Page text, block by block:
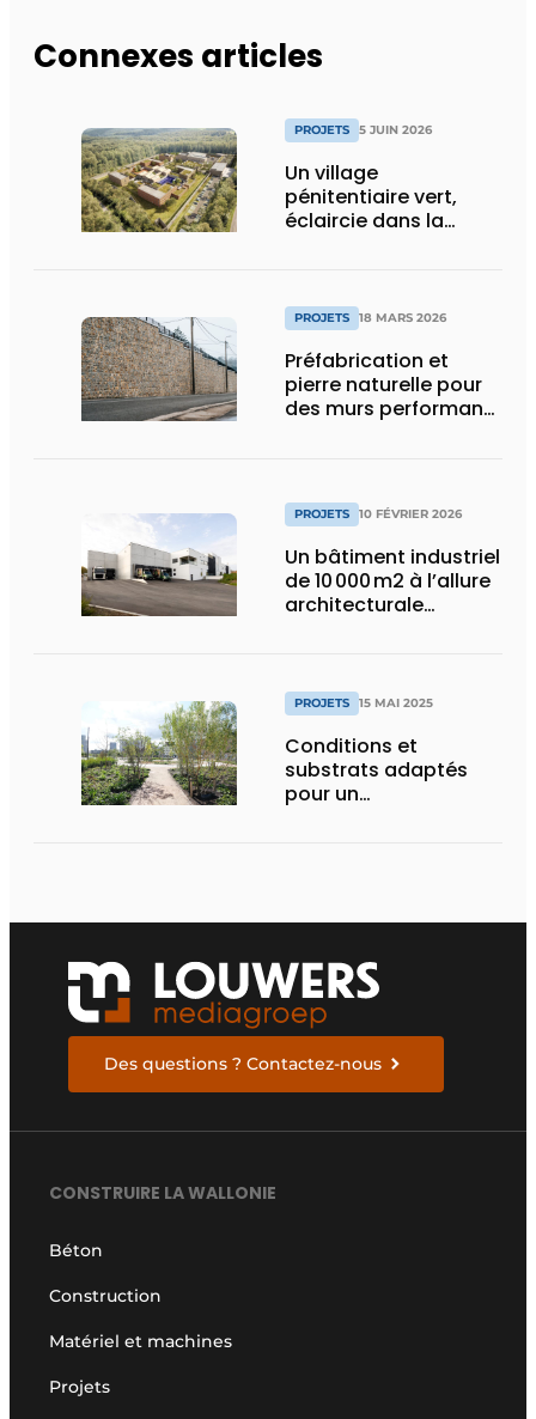
Connexes articles
PROJETS 5 JUIN 2026
Un village
pénitentiaire vert,
éclaircie dans la
PROJETS 18 MARS 2026
Préfabrication et
pierre naturelle pour
des murs performants
PROJETS 10 FÉVRIER 2026
Un bâtiment industriel
de 10 000 m2 à l’allure
architecturale
PROJETS 15 MAI 2025
Conditions et
substrats adaptés
pour un
Des questions ? Contactez-nous
CONSTRUIRE LA WALLONIE
Béton
Construction
Matériel et machines
Projets